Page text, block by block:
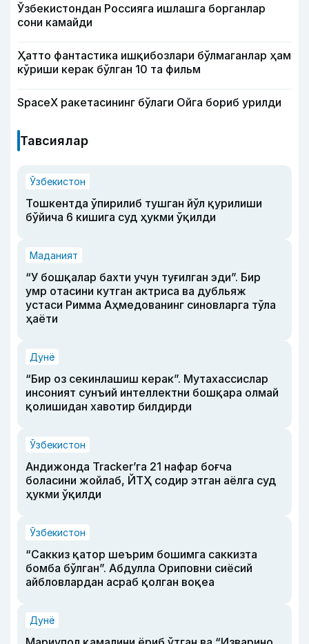
Ўзбекистондан Россияга ишлашга борганлар
сони камайди
Ҳатто фантастика ишқибозлари бўлмаганлар ҳам
кўриши керак бўлган 10 та фильм
SpaceX ракетасининг бўлаги Ойга бориб урилди
Тавсиялар
Ўзбекистон
Тошкентда ўпирилиб тушган йўл қурилиши
бўйича 6 кишига суд ҳукми ўқилди
Маданият
“У бошқалар бахти учун туғилган эди”. Бир
умр отасини кутган актриса ва дубльяж
устаси Римма Аҳмедованинг синовларга тўла
ҳаёти
Дунё
“Бир оз секинлашиш керак”. Мутахассислар
инсоният сунъий интеллектни бошқара олмай
қолишидан хавотир билдирди
Ўзбекистон
Андижонда Tracker’га 21 нафар боғча
боласини жойлаб, ЙТҲ содир этган аёлга суд
ҳукми ўқилди
Ўзбекистон
“Саккиз қатор шеърим бошимга саккизта
бомба бўлган”. Абдулла Ориповни сиёсий
айбловлардан асраб қолган воқеа
Дунё